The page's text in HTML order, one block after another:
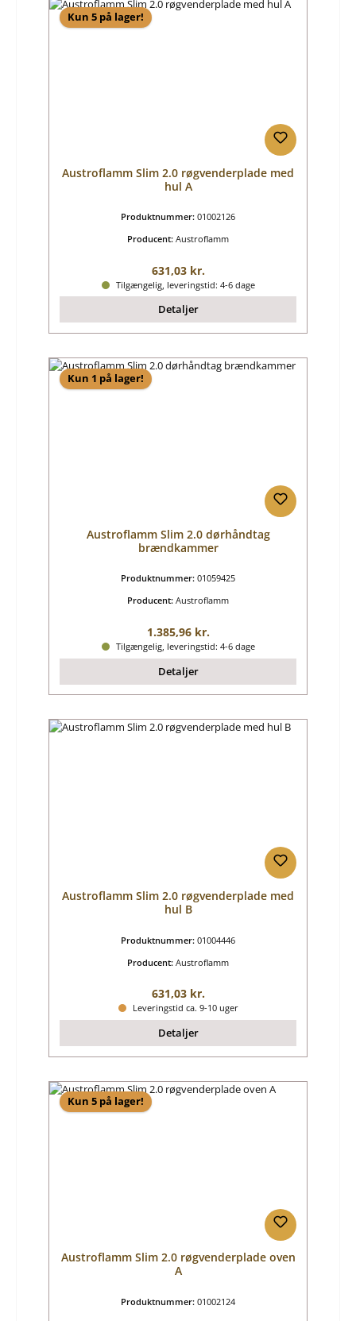
Kun 5 på lager!
Austroflamm Slim 2.0 røgvenderplade med
hul A
Produktnummer: 01002126
Producent: Austroflamm
Almindelig pris:
631,03 kr.
Tilgængelig, leveringstid: 4-6 dage
Detaljer
Kun 1 på lager!
Austroflamm Slim 2.0 dørhåndtag
brændkammer
Produktnummer: 01059425
Producent: Austroflamm
Almindelig pris:
1.385,96 kr.
Tilgængelig, leveringstid: 4-6 dage
Detaljer
Austroflamm Slim 2.0 røgvenderplade med
hul B
Produktnummer: 01004446
Producent: Austroflamm
Almindelig pris:
631,03 kr.
Leveringstid ca. 9-10 uger
Detaljer
Kun 5 på lager!
Austroflamm Slim 2.0 røgvenderplade oven
A
Produktnummer: 01002124